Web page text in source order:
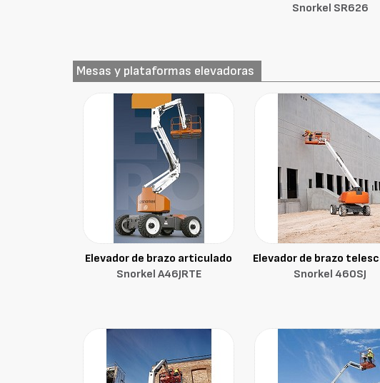
Snorkel SR626
Mesas y plataformas elevadoras
Elevador de brazo articulado
Snorkel A46JRTE
Elevador de brazo
Snorkel 460SJ